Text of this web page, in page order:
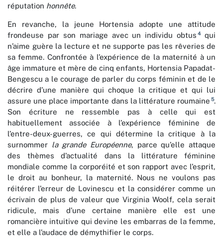
réputation honnête.
En revanche, la jeune Hortensia adopte une attitude
frondeuse par son mariage avec un individu obtus 4qui
n’aime guère la lecture et ne supporte pas les rêveries de
sa femme. Confrontée à l’expérience de la maternité à un
âge immature et mère de cinq enfants, Hortensia Papadat-
Bengescu a le courage de parler du corps féminin et de le
décrire d’une manière qui choque la critique et qui lui
assure une place importante dans la littérature roumaine 5.
Son écriture ne ressemble pas à celle qui est
habituellement associée à l’expérience féminine de
l’entre-deux-guerres, ce qui détermine la critique à la
surnommer la grande Européenne, parce qu’elle attaque
des thèmes d’actualité dans la littérature féminine
mondiale comme la corporéité et son rapport avec l’esprit,
le droit au bonheur, la maternité. Nous ne voulons pas
réitérer l’erreur de Lovinescu et la considérer comme un
écrivain de plus de valeur que Virginia Woolf, cela serait
ridicule, mais d’une certaine manière elle est une
romancière intuitive qui devine les embarras de la femme,
et elle a l’audace de démythifier le corps.